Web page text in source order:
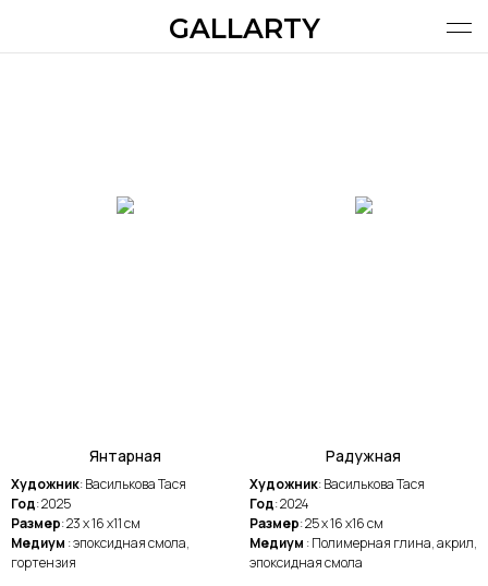
GALLARTY
Янтарная
Художник: Василькова Тася
Год: 2025
Размер: 23 х 16 х11 см
Медиум : эпоксидная смола,
гортензия
Радужная
Художник: Василькова Тася
Год: 2024
Размер: 25 х 16 х16 см
Медиум : Полимерная глина, акрил,
эпоксидная смола